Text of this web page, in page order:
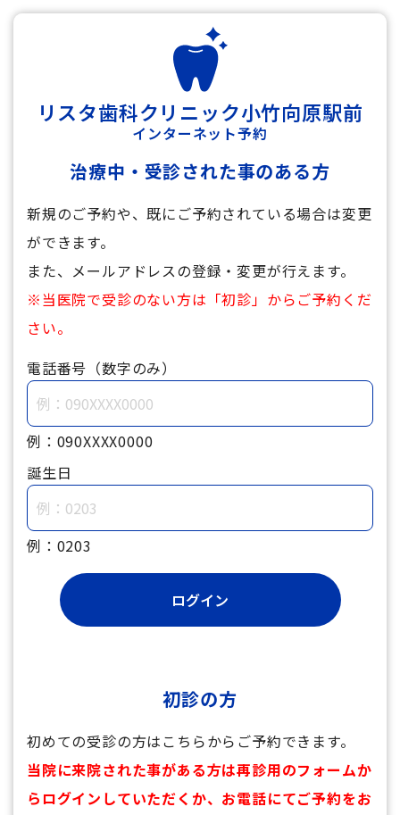
リスタ歯科クリニック小竹向原駅前
インターネット予約
治療中・受診された事のある方
新規のご予約や、既にご予約されている場合は変更
ができます。
また、メールアドレスの登録・変更が行えます。
※当医院で受診のない方は「初診」からご予約くだ
さい。
電話番号（数字のみ）
例：090XXXX0000
誕生日
例：0203
初診の方
初めての受診の方はこちらからご予約できます。
当院に来院された事がある方は再診用のフォームか
らログインしていただくか、お電話にてご予約をお